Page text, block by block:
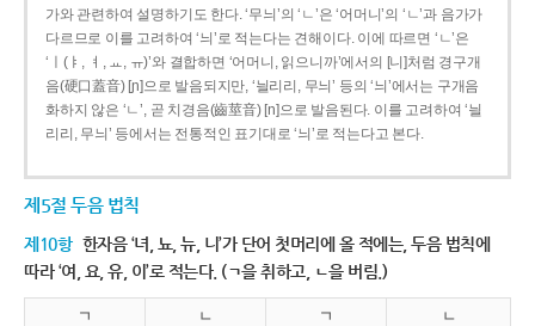
가와 관련하여 설명하기도 한다. ‘무늬’의 ‘ㄴ’은 ‘어머니’의 ‘ㄴ’과 음가가
다르므로 이를 고려하여 ‘늬’로 적는다는 견해이다. 이에 따르면 ‘ㄴ’은
‘ㅣ(ㅑ, ㅕ, ㅛ, ㅠ)’와 결합하면 ‘어머니, 읽으니까’에서의 [니]처럼 경구개
음(硬口蓋音) [ɲ]으로 발음되지만, ‘늴리리, 무늬’ 등의 ‘늬’에서는 구개음
화하지 않은 ‘ㄴ’, 곧 치경음(齒莖音) [n]으로 발음된다. 이를 고려하여 ‘늴
리리, 무늬’ 등에서는 전통적인 표기대로 ‘늬’로 적는다고 본다.
제5절 두음 법칙
제10항 한자음 ‘녀, 뇨, 뉴, 니’가 단어 첫머리에 올 적에는, 두음 법칙에
따라 ‘여, 요, 유, 이’로 적는다. (ㄱ을 취하고, ㄴ을 버림.)
ㄱ ㄴ ㄱ ㄴ